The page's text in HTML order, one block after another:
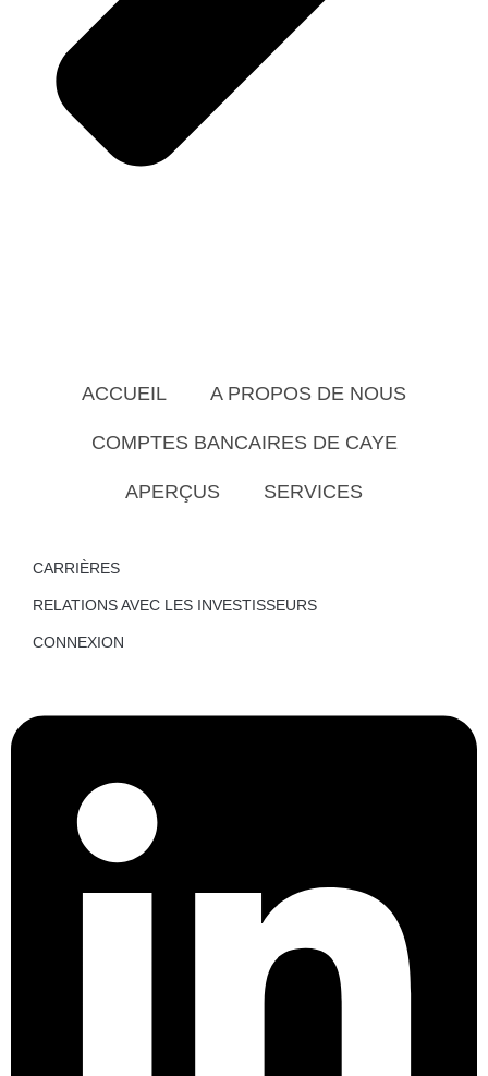
ACCUEIL A PROPOS DE NOUS
COMPTES BANCAIRES DE CAYE
APERÇUS SERVICES
CARRIÈRES
RELATIONS AVEC LES INVESTISSEURS
CONNEXION